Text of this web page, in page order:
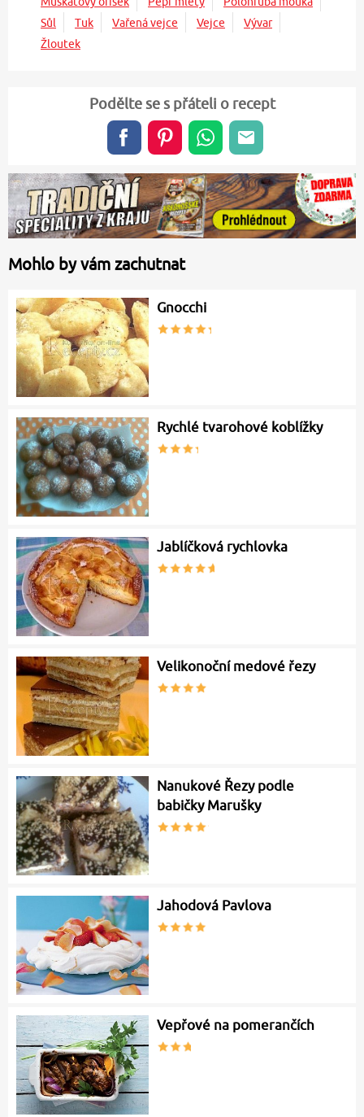
Sůl
Tuk Vařená vejce Vejce
Vývar
Žloutek
Podělte se s přáteli o recept
Mohlo by vám zachutnat
Gnocchi
Rychlé tvarohové koblížky
Jablíčková rychlovka
Velikonoční medové řezy
Nanukové Řezy podle
babičky Marušky
Jahodová Pavlova
Vepřové na pomerančích